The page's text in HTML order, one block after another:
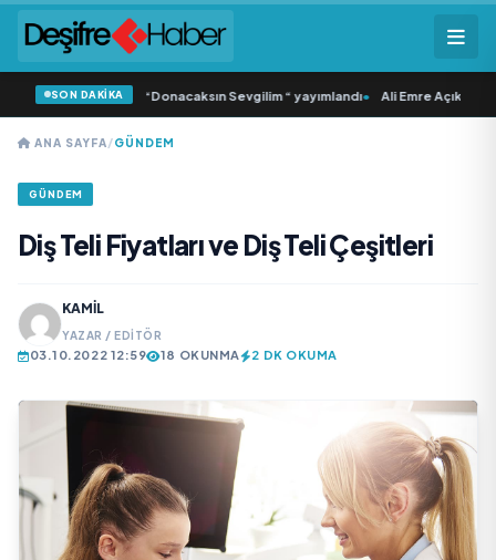
SON DAKİKA
‘dan İkinci Tekli “Donacaksın Sevgilim “ yayımlandı• Ali Emre Açıkgöz
ANA SAYFA/GÜNDEM
GÜNDEM
Diş Teli Fiyatları ve Diş Teli Çeşitleri
KAMIL
YAZAR / EDITÖR
03.10.2022 12:59 18 OKUNMA 2 DK OKUMA